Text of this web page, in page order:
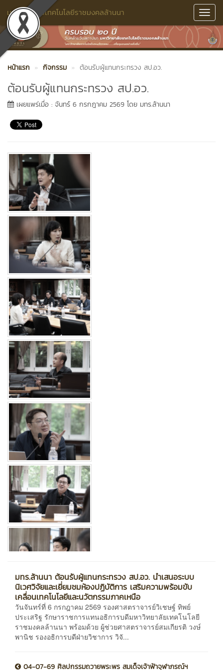
มหาวิทยาลัยเทคโนโลยีราชมงคลล้านนา
หน้าแรก กิจกรรม ต้อนรับผู้แทนกระทรวง สป.อว.
ต้อนรับผู้แทนกระทรวง สป.อว.
เผยแพร่เมื่อ : จันทร์ 6 กรกฎาคม 2569 โดย มทร.ล้านนา
มทร.ล้านนา ต้อนรับผู้แทนกระทรวง สป.อว. นำเสนอระบบ
นิเวศวิจัยและเยี่ยมชมห้องปฏิบัติการ เสริมความพร้อมขับ
เคลื่อนเทคโนโลยีและนวัตกรรมภาคเหนือ
วันจันทร์ที่ 6 กรกฎาคม 2569 รองศาสตราจารย์วิเชษฐ์ ทิพย์
ประเสริฐ รักษาราชการแทนอธิการบดีมหาวิทยาลัยเทคโนโลยี
ราชมงคลล้านนา พร้อมด้วย ผู้ช่วยศาสตราจารย์สมเกียรติ วงษ์
พานิช รองอธิการบดีฝ่ายวิชาการ วิจั...
04-07-69 ศิลปกรรมถวายพระพร สมเด็จเจ้าฟ้าจุฬาภรณ์ฯ